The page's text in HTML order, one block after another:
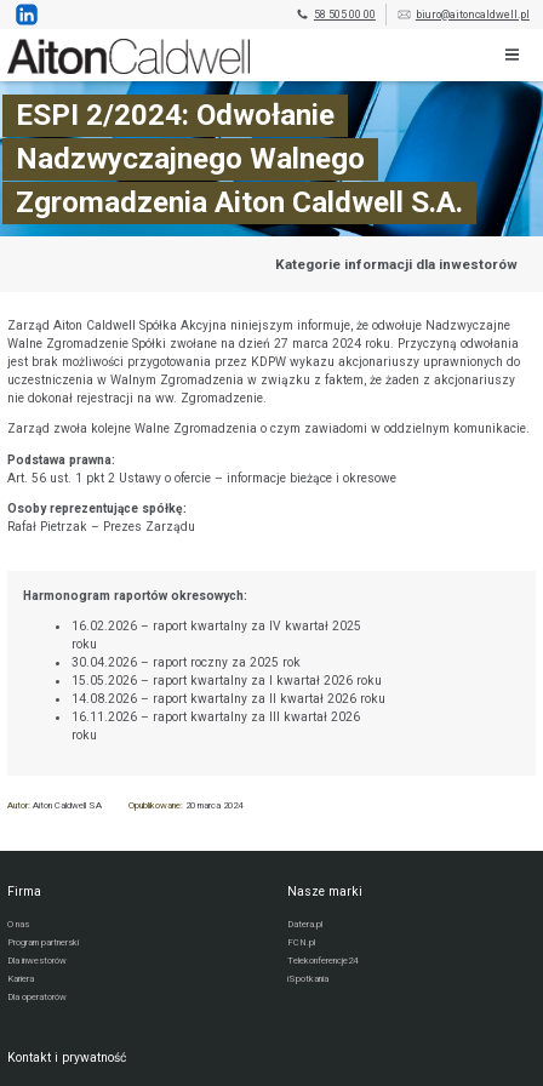
58 505 00 00 biuro@aitoncaldwell.pl
ESPI 2/2024: Odwołanie
Nadzwyczajnego Walnego
Zgromadzenia Aiton Caldwell S.A.
Kategorie informacji dla inwestorów
Zarząd Aiton Caldwell Spółka Akcyjna niniejszym informuje, że odwołuje Nadzwyczajne
Walne Zgromadzenie Spółki zwołane na dzień 27 marca 2024 roku. Przyczyną odwołania
jest brak możliwości przygotowania przez KDPW wykazu akcjonariuszy uprawnionych do
uczestniczenia w Walnym Zgromadzenia w związku z faktem, że żaden z akcjonariuszy
nie dokonał rejestracji na ww. Zgromadzenie.
Zarząd zwoła kolejne Walne Zgromadzenia o czym zawiadomi w oddzielnym komunikacie.
Podstawa prawna:
Art. 56 ust. 1 pkt 2 Ustawy o ofercie – informacje bieżące i okresowe
Osoby reprezentujące spółkę:
Rafał Pietrzak – Prezes Zarządu
Harmonogram raportów okresowych:
16.02.2026 – raport kwartalny za IV kwartał 2025
roku
30.04.2026 – raport roczny za 2025 rok
15.05.2026 – raport kwartalny za I kwartał 2026 roku
14.08.2026 – raport kwartalny za II kwartał 2026 roku
16.11.2026 – raport kwartalny za III kwartał 2026
roku
Autor:Aiton Caldwell SA Opublikowane: 20 marca 2024
Firma
O nas
Program partnerski
Dla inwestorów
Kariera
Dla operatorów
Nasze marki
Datera.pl
FCN.pl
Telekonferencje24
iSpotkania
Kontakt i prywatność